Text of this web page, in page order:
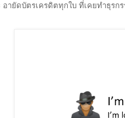
อายัดบัตรเครดิตทุกใบ ที่เคยทำธุรก